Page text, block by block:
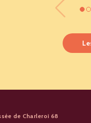
de Charleroi 68